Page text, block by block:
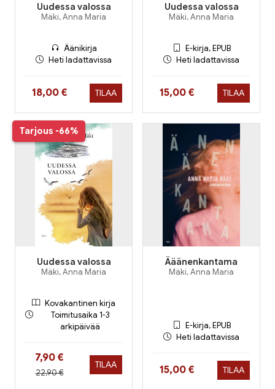
Uudessa valossa
Mäki, Anna Maria
Äänikirja
Heti ladattavissa
Hinta nyt
18,00 € TILAA
Uudessa valossa
Mäki, Anna Maria
E-kirja, EPUB
Heti ladattavissa
Hinta nyt
15,00 € TILAA
Tarjous -66%
Uudessa valossa
Mäki, Anna Maria
Kovakantinen kirja
Toimitusaika 1-3
arkipäivää
Hinta nyt
7,90 €
Hinta aiemmin
22,90 €
TILAA
Ääänenkantama
Mäki, Anna Maria
E-kirja, EPUB
Heti ladattavissa
Hinta nyt
15,00 € TILAA